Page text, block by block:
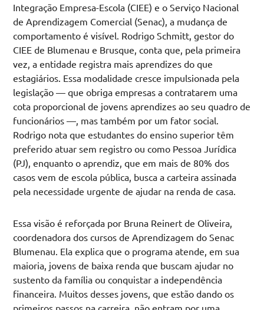
Integração Empresa-Escola (CIEE) e o Serviço Nacional
de Aprendizagem Comercial (Senac), a mudança de
comportamento é visível. Rodrigo Schmitt, gestor do
CIEE de Blumenau e Brusque, conta que, pela primeira
vez, a entidade registra mais aprendizes do que
estagiários. Essa modalidade cresce impulsionada pela
legislação — que obriga empresas a contratarem uma
cota proporcional de jovens aprendizes ao seu quadro de
funcionários —, mas também por um fator social.
Rodrigo nota que estudantes do ensino superior têm
preferido atuar sem registro ou como Pessoa Jurídica
(PJ), enquanto o aprendiz, que em mais de 80% dos
casos vem de escola pública, busca a carteira assinada
pela necessidade urgente de ajudar na renda de casa.
Essa visão é reforçada por Bruna Reinert de Oliveira,
coordenadora dos cursos de Aprendizagem do Senac
Blumenau. Ela explica que o programa atende, em sua
maioria, jovens de baixa renda que buscam ajudar no
sustento da família ou conquistar a independência
financeira. Muitos desses jovens, que estão dando os
primeiros passos na carreira, não entram por uma